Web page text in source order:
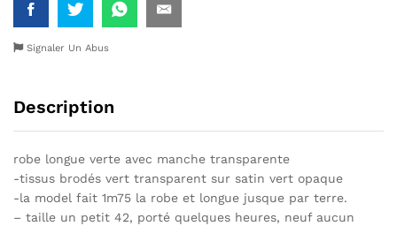
Signaler Un Abus
Description
robe longue verte avec manche transparente
-tissus brodés vert transparent sur satin vert opaque
-la model fait 1m75 la robe et longue jusque par terre.
– taille un petit 42, porté quelques heures, neuf aucun